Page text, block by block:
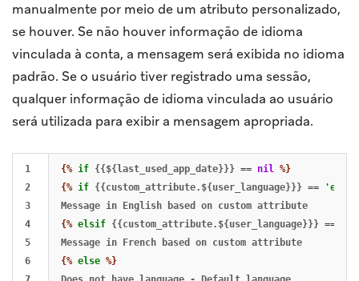
manualmente por meio de um atributo personalizado,
se houver. Se não houver informação de idioma
vinculada à conta, a mensagem será exibida no idioma
padrão. Se o usuário tiver registrado uma sessão,
qualquer informação de idioma vinculada ao usuário
será utilizada para exibir a mensagem apropriada.
1
2
3
4
5
6
{% if {{${last_used_app_date}}} == nil %}
{% if {{custom_attribute.${user_language}}} == 'en'
{% elsif {{custom_attribute.${user_language}}} ==
{% else %}